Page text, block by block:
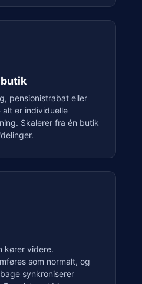
pensionistrabat eller
er individuelle
Skalerer fra én butik
kører videre.
som normalt, og
synkroniserer